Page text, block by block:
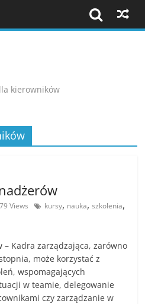
kierowników
Views kursy, nauka,szkolenia,
Kadra zarządzająca, zarówno
może korzystać z
wspomagających
w teamie, delegowanie
czy zarządzanie w